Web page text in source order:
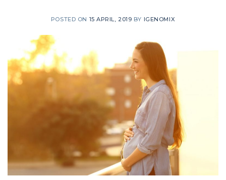
POSTED ON 15 APRIL, 2019 BY IGENOMIX